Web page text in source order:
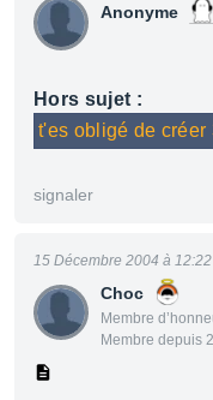
Anonyme
Hors sujet :
t'es obligé de créer
signaler
Choc
Membre
Membre depuis
15 Décembre 2004 à 12:22